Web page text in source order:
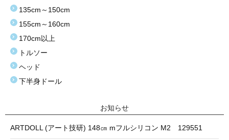
135cm～150cm
155cm～160cm
170cm以上
トルソー
ヘッド
下半身ドール
お知らせ
ARTDOLL (アート技研) 148㎝ mフルシリコン M2 129551